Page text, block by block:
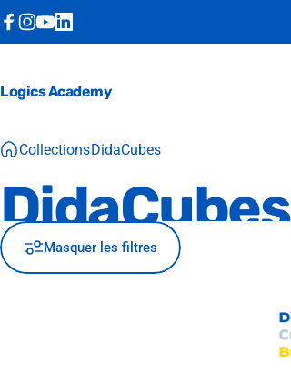
Logics Academy
CollectionsDidaCubes
DidaCubes
Masquer les filtres